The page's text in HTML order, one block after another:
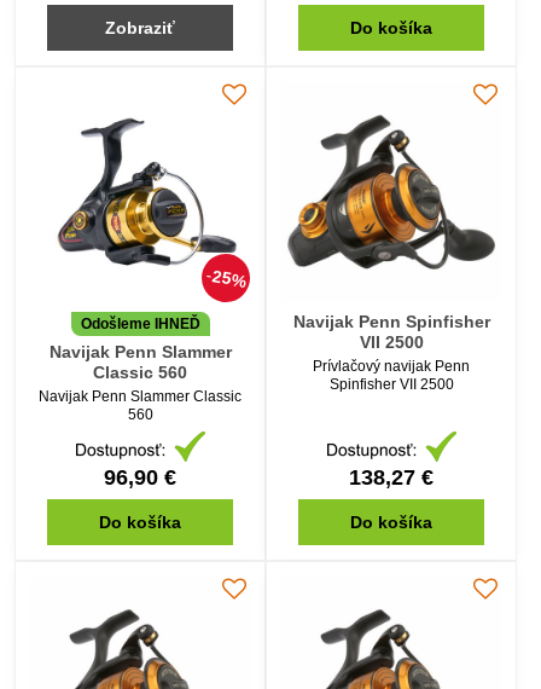
Zobraziť Do košíka
25%
Odošleme IHNEĎ
Navijak Penn Slammer
Classic 560
Navijak Penn Slammer Classic
560
96,90 €
Do košíka
Navijak Penn Spinfisher
VII 2500
Prívlačový navijak Penn
Spinfisher VII 2500
138,27 €
Do košíka